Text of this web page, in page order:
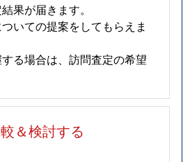
果が届きます。
いての提案をしてもらえま
る場合は、訪問査定の希望
＆検討する